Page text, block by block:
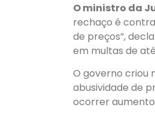
O ministro da
rechaço é
de preços”,
em multas de até
O governo criou
abusividade de
ocorrer